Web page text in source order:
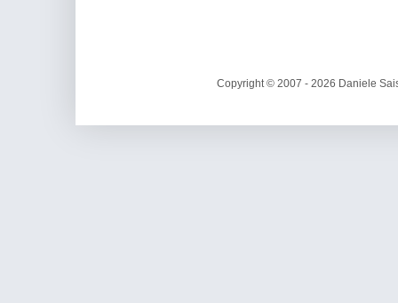
Copyright © 2007 - 2026 Daniele